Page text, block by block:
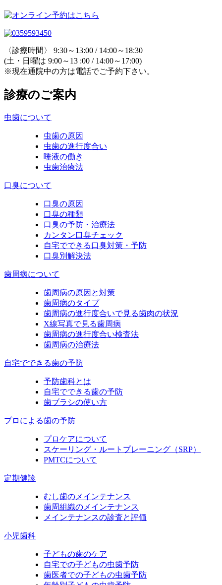
〈診療時間〉 9:30～13:00 / 14:00～18:30
(土・日曜は 9:00～13 :00 / 14:00～17:00)
※現在通院中の方は電話でご予約下さい。
診療のご案内
虫歯について
虫歯の原因
虫歯の進行度合い
唾液の働き
虫歯治療法
口臭について
口臭の原因
口臭の種類
口臭の予防・治療法
カンタン口臭チェック
自宅でできる口臭対策・予防
口臭別解決法
歯周病について
歯周病の原因と対策
歯周病のタイプ
歯周病の進行度合いで見る歯肉の状況
X線写真で見る歯周病
歯周病の進行度合い検査法
歯周病の治療法
自宅でできる歯の予防
予防歯科とは
自宅でできる歯の予防
歯ブラシの使い方
プロによる歯の予防
プロケアについて
スケーリング・ルートプレーニング（SRP）
PMTCについて
定期健診
むし歯のメインテナンス
歯周組織のメインテナンス
メインテナンスの診査と評価
小児歯科
子どもの歯のケア
自宅での子どもの虫歯予防
歯医者での子どもの虫歯予防